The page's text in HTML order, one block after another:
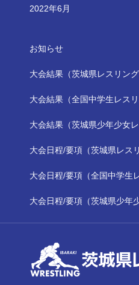
2022年6月
お知らせ
大会結果（茨城県レスリング
大会結果（全国中学生レスリ
大会結果（茨城県少年少女レ
大会日程/要項（茨城県レス
大会日程/要項（全国中学生
大会日程/要項（茨城県少年